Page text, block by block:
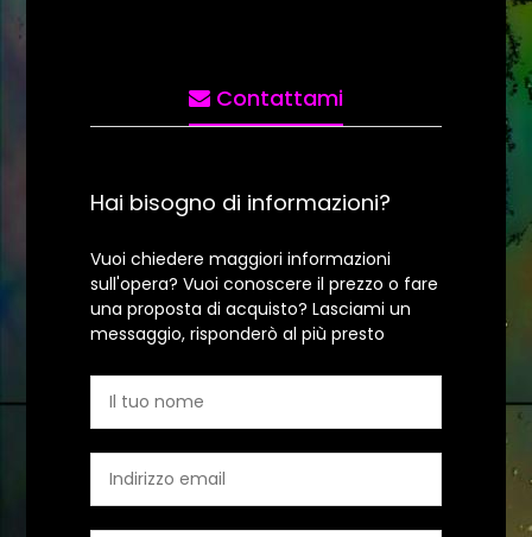
Contattami
Hai bisogno di informazioni?
Vuoi chiedere maggiori informazioni
sull'opera? Vuoi conoscere il prezzo o fare
una proposta di acquisto? Lasciami un
messaggio, risponderò al più presto